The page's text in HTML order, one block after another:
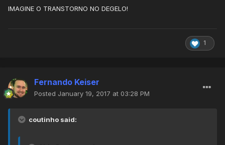
IMAGINE O TRANSTORNO NO DEGELO!
1
Fernando Keiser
Posted January 19, 2017 at 03:28 PM
coutinho said: